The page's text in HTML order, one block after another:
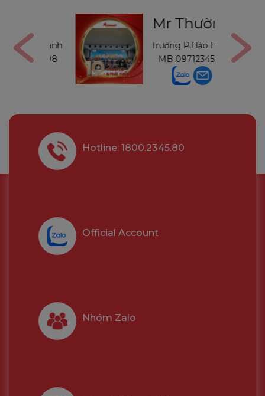
Hành
Mr Thường
Trưởng P.Bảo Hành
MB
0971234540
Hotline: 1800.2345.80
Official Account
Nhóm Zalo